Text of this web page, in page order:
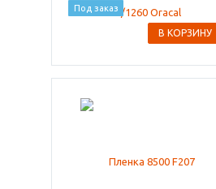
Под заказ
В КОРЗИНУ